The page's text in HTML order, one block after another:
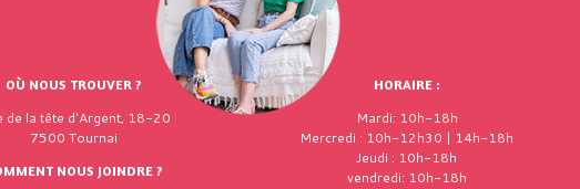
OÙ NOUS TROUVER ?
de la tête d'Argent, 18-20
7500 Tournai
NOUS JOINDRE ?
HORAIRE :
Mardi: 10h-18h
Mercredi : 10h-12h30 | 14h-18h
Jeudi : 10h-18h
vendredi: 10h-18h